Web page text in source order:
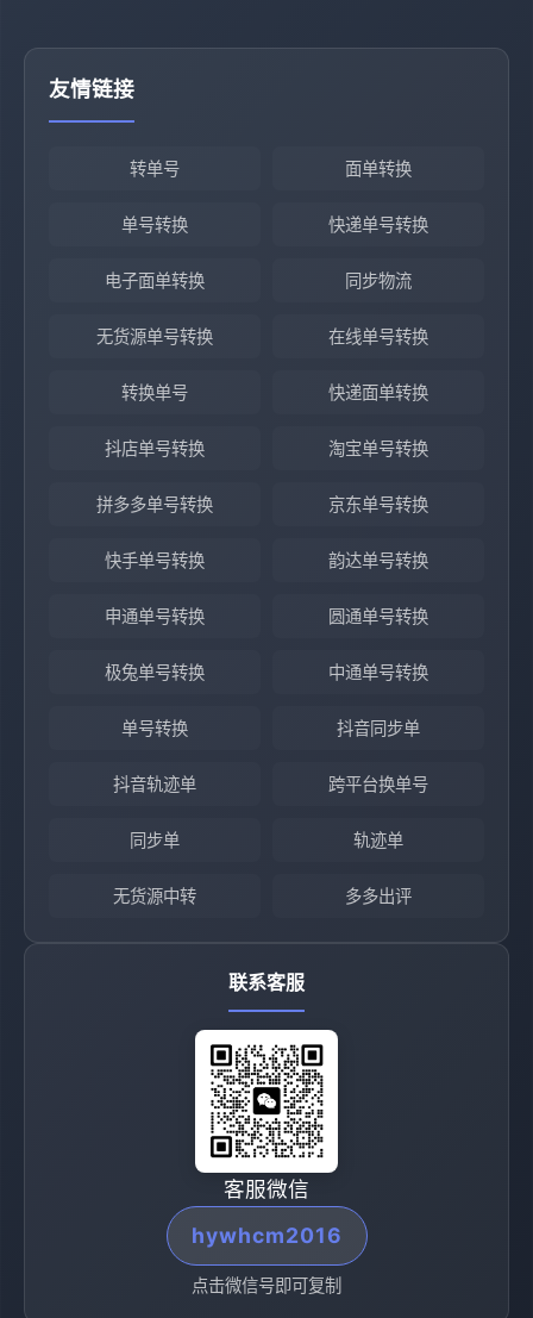
友情链接
转单号 面单转换
单号转换 快递单号转换
电子面单转换 同步物流
无货源单号转换 在线单号转换
转换单号 快递面单转换
抖店单号转换 淘宝单号转换
拼多多单号转换 京东单号转换
快手单号转换 韵达单号转换
申通单号转换 圆通单号转换
极兔单号转换 中通单号转换
单号转换 抖音同步单
抖音轨迹单 跨平台换单号
同步单 轨迹单
无货源中转 多多出评
联系客服
客服微信
hywhcm2016
点击微信号即可复制